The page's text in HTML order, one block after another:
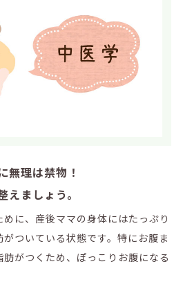
無理は禁物！
ましょう。
に、産後ママの身体にはたっぷり
ついている状態です。特にお腹ま
がつくため、ぽっこりお腹になる